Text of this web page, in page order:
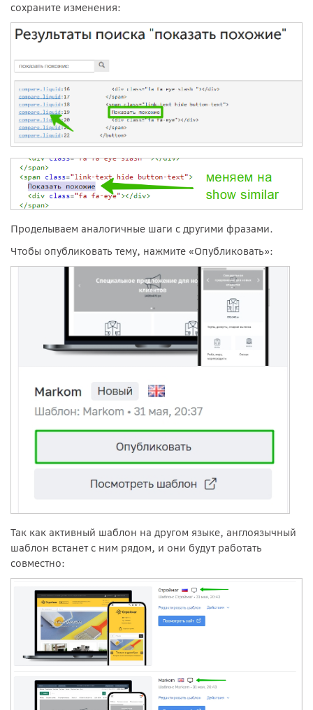
сохраните изменения:
Проделываем аналогичные шаги с другими фразами.
Чтобы опубликовать тему, нажмите «Опубликовать»:
Так как активный шаблон на другом языке, англоязычный
шаблон встанет с ним рядом, и они будут работать
совместно: